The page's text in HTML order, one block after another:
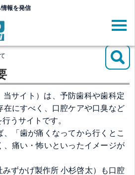
報を発信
当サイト）は、予防歯科や歯科定
在にすべく、口腔ケアや口臭など
うサイトです。
、「歯が痛くなってから行くとこ
、痛い・怖いといったイメージが
ずかげ製作所 小杉啓太）も口腔